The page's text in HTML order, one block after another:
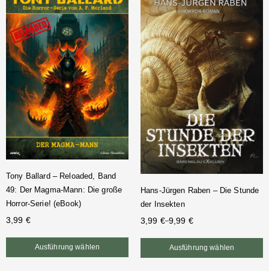
Tony Ballard – Reloaded, Band
49: Der Magma-Mann: Die große
Horror-Serie! (eBook)
3,99 €
Ausführung wählen
Hans-Jürgen Raben – Die Stunde
der Insekten
3,99 €–9,99 €
Ausführung wählen